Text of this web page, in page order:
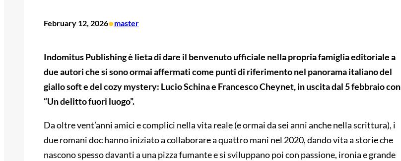
February 12, 2026•master
Indomitus Publishing è lieta di dare il benvenuto ufficiale nella propria famiglia editoriale a
due autori che si sono ormai affermati come punti di riferimento nel panorama italiano del
giallo soft e del cozy mystery: Lucio Schina e Francesco Cheynet, in uscita dal 5 febbraio con
“Un delitto fuori luogo”.
Da oltre vent’anni amici e complici nella vita reale (e ormai da sei anni anche nella scrittura), i
due romani doc hanno iniziato a collaborare a quattro mani nel 2020, dando vita a storie che
nascono spesso davanti a una pizza fumante e si sviluppano poi con passione, ironia e grande